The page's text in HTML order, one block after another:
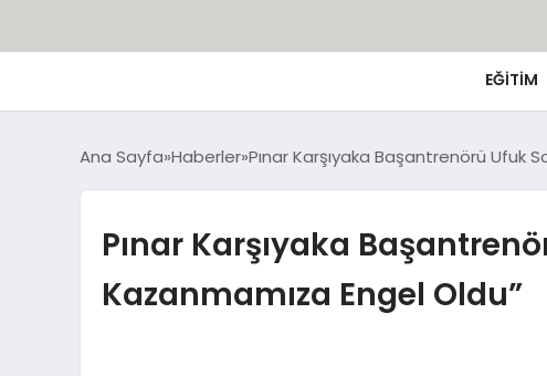
EĞİTİM
Ana Sayfa Haberler Pınar Karşıyaka Başantrenörü Ufuk
Pınar Karşıyaka
Kazanmamıza Engel Oldu”